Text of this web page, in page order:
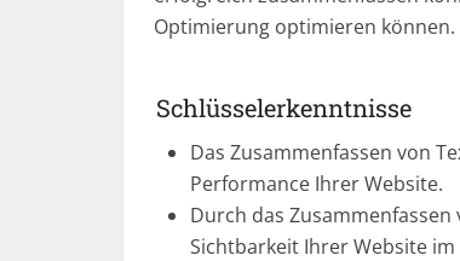
Optimierung optimieren können.
Schlüsselerkenntnisse
Das Zusammenfassen von
Performance Ihrer Website.
Durch das
Sichtbarkeit Ihrer Website